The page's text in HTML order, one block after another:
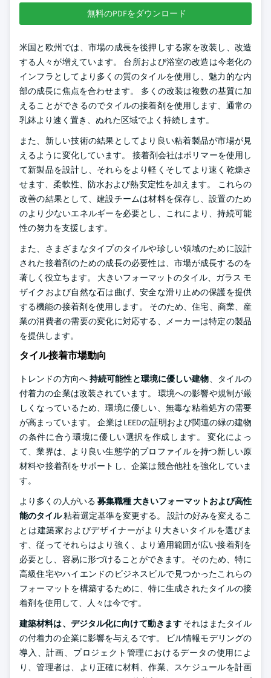
無料のPDFをダウンロード
米国と欧州では、市場の成長を後押しする家を改装し、改造
する人々が増えています。 台所および浴室の改造は今老化の
インフラとしてより多くの質のタイルを使用し、魅力的な内
部の成長に焦点を合わせます。 多くの改装は複数の基質に加
えることができるのでタイルの接着剤を使用します、通常の
乳鉢より速く置き、ぬれた区域でよく持続します。
また、新しい技術の結果としてより良い粘着製品が市場が見
えるように変化しています。 接着剤会社はポリマーを使用し
て新製品を設計し、それらをより軽くそしてより速く乾燥さ
せます、柔軟性、防水および熱安定性を加えます。 これらの
改善の結果として、建設チームは材料を保存し、設置のため
のより少ないエネルギーを必要とし、これにより、持続可能
性の努力を支援します。
また、さまざまなタイプのタイルや珍しい領域のために設計
された接着剤のための成長の必要性は、市場が成長するのを
著しく役立ちます。 大きいフォーマットのタイル、ガラス モ
ザイクおよび自然な石は曲げ、安全な滑り止めの保護を提供
する機能の接着剤を使用します。 そのため、住宅、商業、産
業の消費者の需要の変化に対応する、メーカーは特定の製品
を提供します。
タイル接着市場動向
トレンドの方向へ持続可能性と環境に優しい建物、タイルの
付着力の企業は改装されています。 環境への影響や規制が厳
しくなっているため、環境に優しい、無毒な粘着処方の需要
が高まっています。 企業はLEEDの証明および関連の緑の建物
の条件に合う環境に優しい選択を作成します。 変化によっ
て、業界は、より良い生態学的プロファイルを持つ新しい原
材料や接着剤をサポートし、企業は競合他社を強化していま
す。
より多くの人がいる 募集職種大きいフォーマットおよび高性
能のタイル粘着選定基準を変更する。 設計の好みを変えるこ
とは建築家およびデザイナーがより大きいタイルを選びま
す、従ってそれらはより強く、より適用範囲が広い接着剤を
必要とし、容易に形づけることができます。 そのため、特に
高級住宅やハイエンドのビジネスビルで見つかったこれらの
フォーマットを構築するために、特に生成されたタイルの接
着剤を使用して、人々は今です。
建築材料は、デジタル化に向けて動きます それはまたタイル
の付着力の企業に影響を与えるです。 ビル情報モデリングの
導入、計画、プロジェクト管理におけるデータの使用によ
り、管理者は、より正確に材料、作業、スケジュールを計画